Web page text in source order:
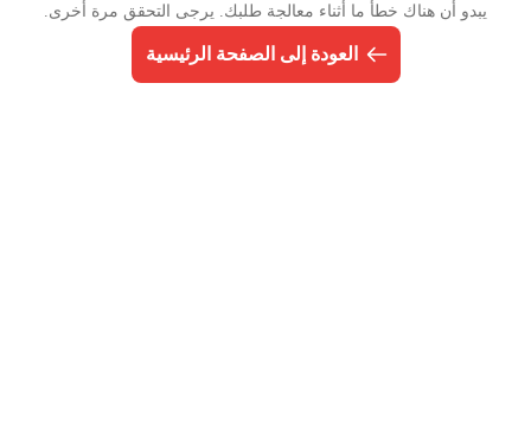
يبدو أن هناك خطأ ما أثناء معالجة طلبك. يرجى التحقق مرة أخرى.
العودة إلى الصفحة الرئيسية